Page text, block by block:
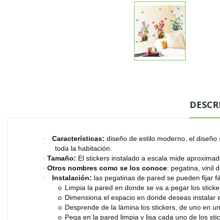
· Características: diseño de estilo moderno, el
toda la habitación.
· Tamaño: El stickers instalado a escala mide
· Otros nombres como se los conoce: pegatina, vinil
· Instalación: las pegatinas de pared se pueden fijar
o Limpia la pared en donde se va a pegar los
o Dimensiona el espacio en donde deseas instalar
o Desprende de la lámina los stickers, de uno en
o Pega en la pared limpia y lisa cada uno de los